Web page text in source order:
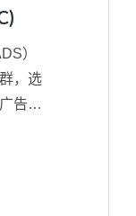
）
，选
告，